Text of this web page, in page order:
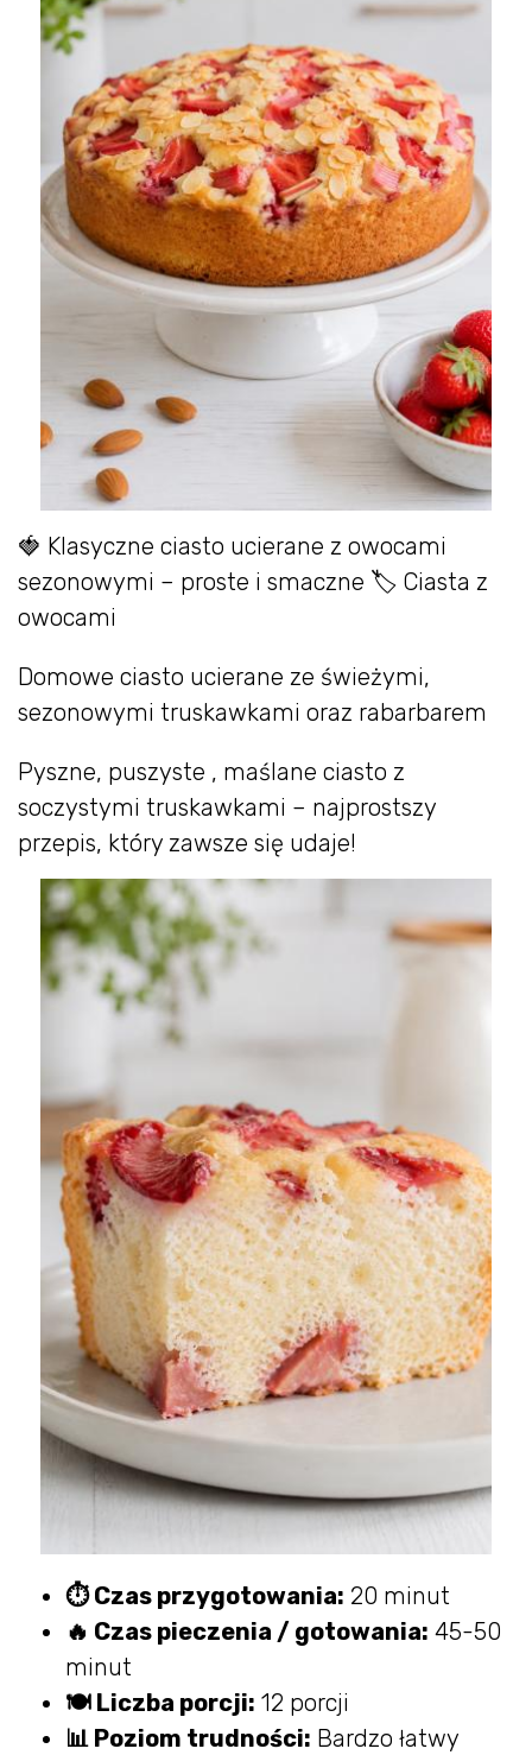
🍓 Klasyczne ciasto ucierane z owocami
sezonowymi – proste i smaczne 🏷 Ciasta z
owocami
Domowe ciasto ucierane ze świeżymi,
sezonowymi truskawkami oraz rabarbarem
Pyszne, puszyste , maślane ciasto z
soczystymi truskawkami – najprostszy
przepis, który zawsze się udaje!
⏱ Czas przygotowania: 20 minut
🔥 Czas pieczenia / gotowania: 45-50
minut
🍽 Liczba porcji: 12 porcji
📊 Poziom trudności: Bardzo łatwy